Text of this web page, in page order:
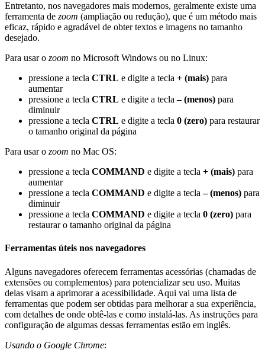
Entretanto, nos navegadores mais modernos, geralmente existe uma
ferramenta de zoom (ampliação ou redução), que é um método mais
eficaz, rápido e agradável de obter textos e imagens no tamanho
desejado.
Para usar o zoom no Microsoft Windows ou no Linux:
pressione a tecla CTRL e digite a tecla + (mais) para
aumentar
pressione a tecla CTRL e digite a tecla– (menos) para
diminuir
pressione a tecla CTRL e digite a tecla 0 (zero) para restaurar
o tamanho original da página
Para usar o zoom no Mac OS:
pressione a tecla COMMAND e digite a tecla + (mais) para
aumentar
pressione a tecla COMMAND e digite a tecla– (menos) para
diminuir
pressione a tecla COMMAND e digite a tecla 0 (zero) para
restaurar o tamanho original da página
Ferramentas úteis nos navegadores
Alguns navegadores oferecem ferramentas acessórias (chamadas de
extensões ou complementos) para potencializar seu uso. Muitas
delas visam a aprimorar a acessibilidade. Aqui vai uma lista de
ferramentas que podem ser obtidas para melhorar a sua experiência,
com detalhes de onde obtê-las e como instalá-las. As instruções para
configuração de algumas dessas ferramentas estão em inglês.
Usando o Google Chrome: